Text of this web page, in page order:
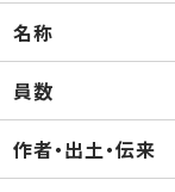
名称
員数
作者・出土・伝来